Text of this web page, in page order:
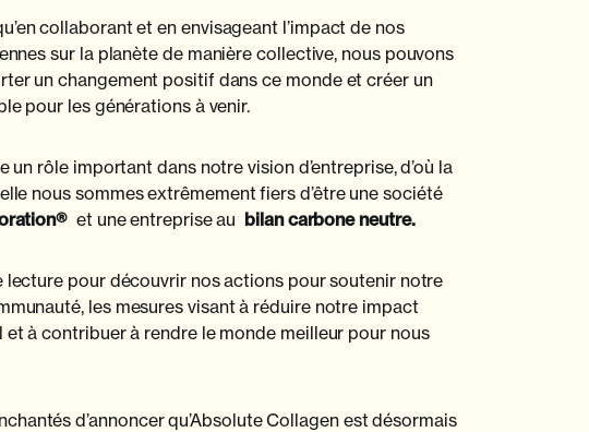
collaborant et en envisageant l’impact de nos
sur la planète de manière collective, nous pouvons
un changement positif dans ce monde et créer un
pour les générations à venir.
un rôle important dans notre vision d’entreprise, d’où la
nous sommes extrêmement fiers d’être une société
et une entreprise au bilan carbone neutre.
lecture pour découvrir nos actions pour soutenir notre
les mesures visant à réduire notre impact
et à contribuer à rendre le monde meilleur pour nous
d’annoncer qu’Absolute Collagen est désormais